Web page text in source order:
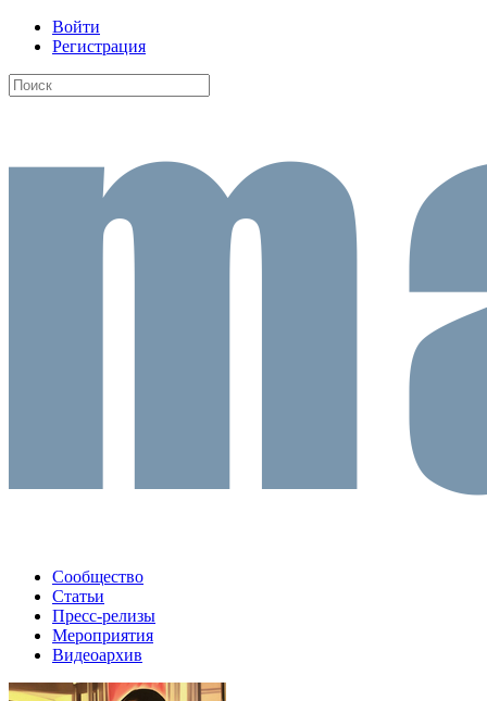
Войти
Регистрация
Сообщество
Статьи
Пресс-релизы
Мероприятия
Видеоархив